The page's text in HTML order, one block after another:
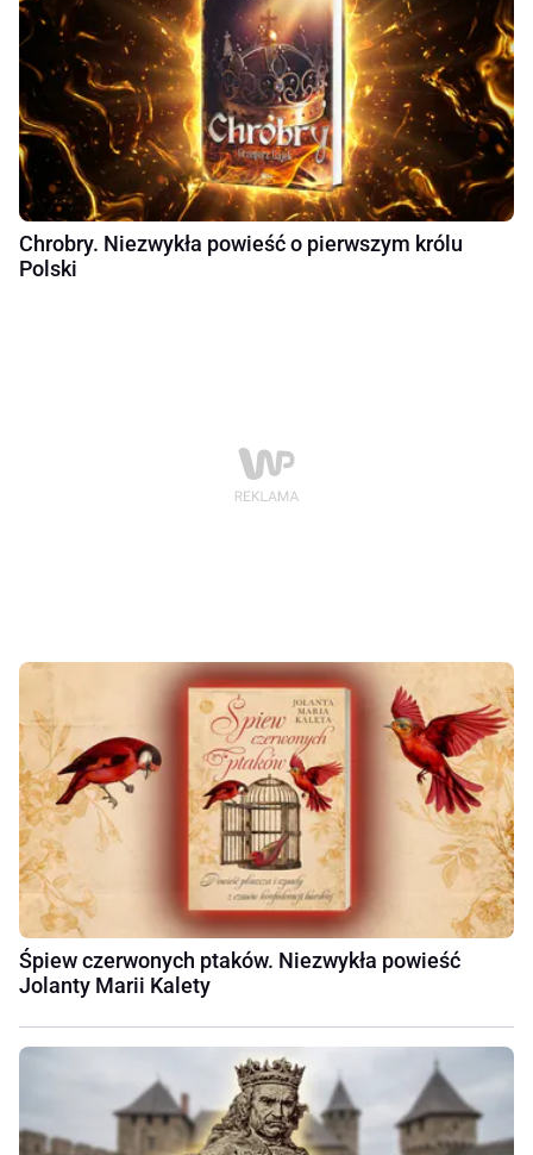
Chrobry. Niezwykła powieść o pierwszym królu
Polski
Śpiew czerwonych ptaków. Niezwykła powieść
Jolanty Marii Kalety